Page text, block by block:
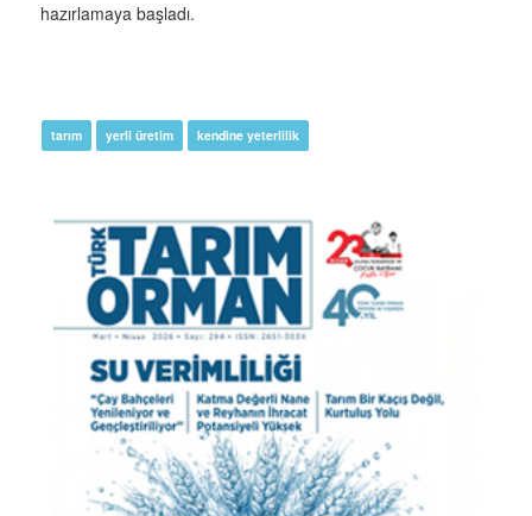
hazırlamaya başladı.
tarım yerli üretim kendine yeterlilik